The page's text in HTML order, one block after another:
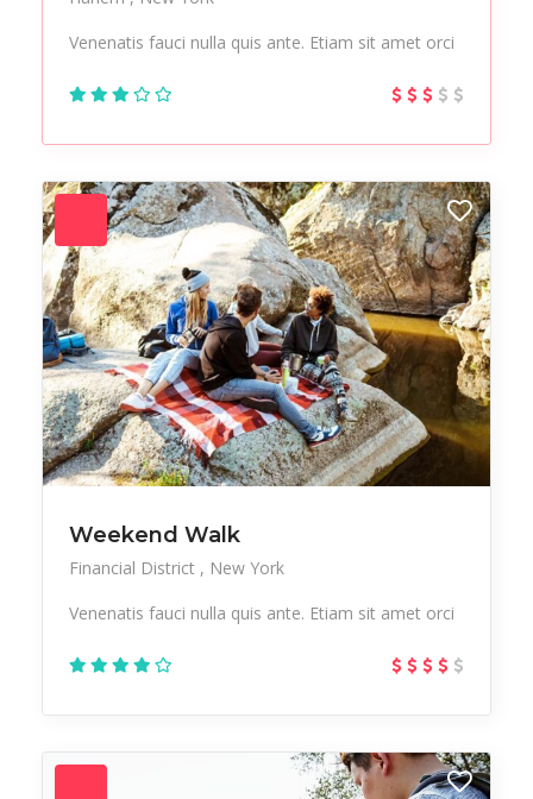
Venenatis fauci nulla quis ante. Etiam sit amet orci
Weekend Walk
Financial District
New York
Venenatis fauci nulla quis ante. Etiam sit amet orci